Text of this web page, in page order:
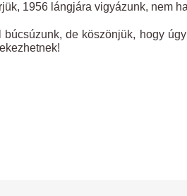
1956 lángjára vigyázunk, nem
búcsúzunk, de köszönjük, hogy